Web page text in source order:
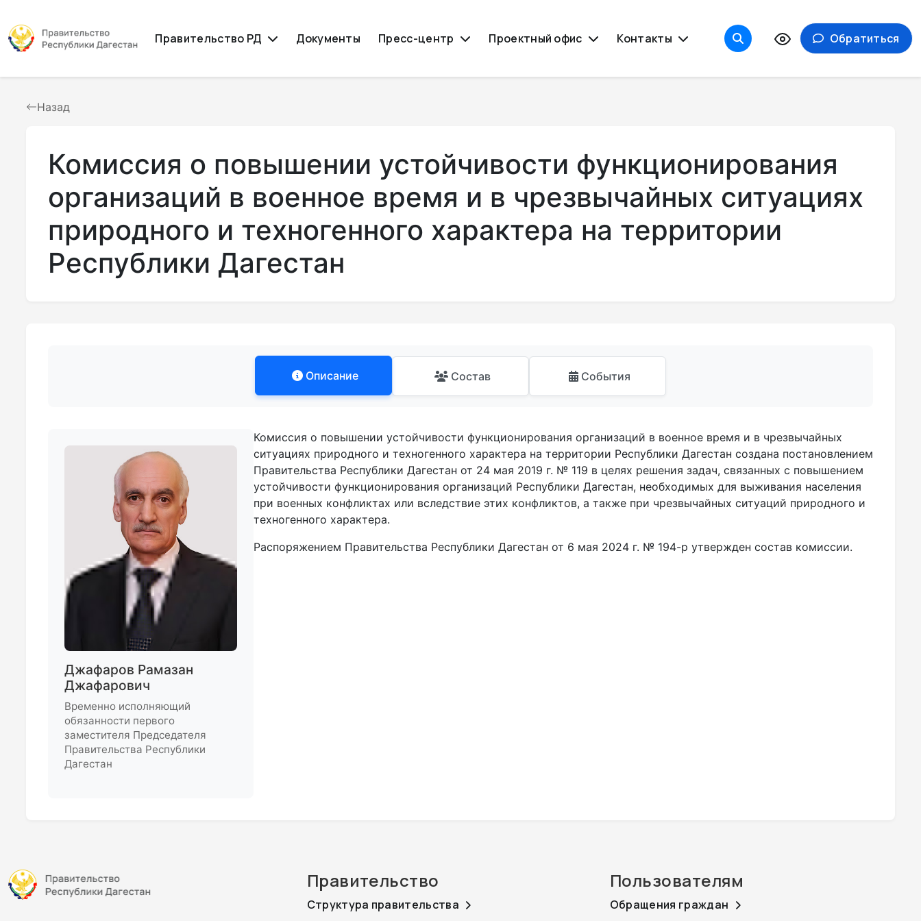
Правительство РД Документы Пресс-центр Проектный офис Контакты Обратиться
Назад
Комиссия о повышении устойчивости функционирования
организаций в военное время и в чрезвычайных ситуациях
природного и техногенного характера на территории
Республики Дагестан
Описание Состав События
Джафаров Рамазан
Джафарович
Временно исполняющий
обязанности первого
заместителя Председателя
Правительства Республики
Дагестан
Комиссия о повышении устойчивости функционирования организаций в военное время и в чрезвычайных
ситуациях природного и техногенного характера на территории Республики Дагестан создана постановлением
Правительства Республики Дагестан от 24 мая 2019 г. № 119 в целях решения задач, связанных с повышением
устойчивости функционирования организаций Республики Дагестан, необходимых для выживания населения
при военных конфликтах или вследствие этих конфликтов, а также при чрезвычайных ситуаций природного и
техногенного характера.
Распоряжением Правительства Республики Дагестан от 6 мая 2024 г. № 194-р утвержден состав комиссии.
Правительство
Структура правительства
Пользователям
Обращения граждан